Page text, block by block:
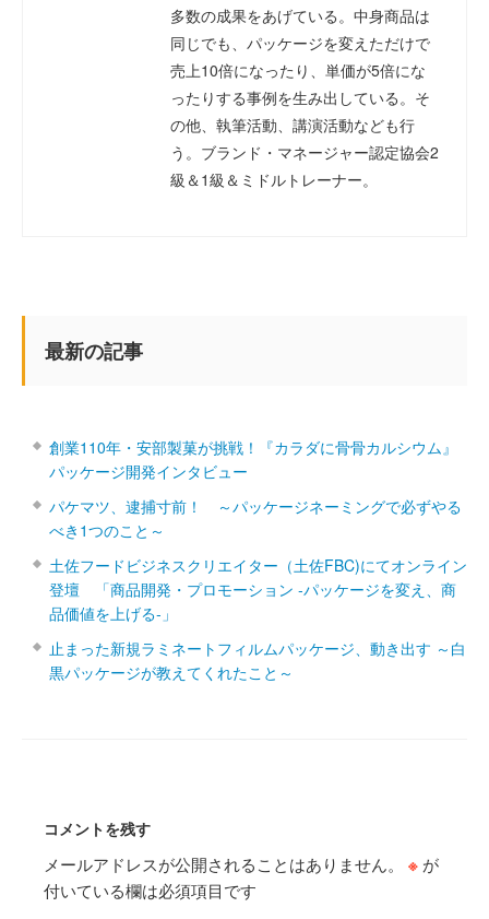
多数の成果をあげている。中身商品は
同じでも、パッケージを変えただけで
売上10倍になったり、単価が5倍にな
ったりする事例を生み出している。そ
の他、執筆活動、講演活動なども行
う。ブランド・マネージャー認定協会2
級＆1級＆ミドルトレーナー。
最新の記事
創業110年・安部製菓が挑戦！『カラダに骨骨カルシウム』
パッケージ開発インタビュー
パケマツ、逮捕寸前！ ～パッケージネーミングで必ずやる
べき1つのこと～
土佐フードビジネスクリエイター（土佐FBC)にてオンライン
登壇 「商品開発・プロモーション ‐パッケージを変え、商
品価値を上げる‐」
止まった新規ラミネートフィルムパッケージ、動き出す ～白
黒パッケージが教えてくれたこと～
コメントを残す
メールアドレスが公開されることはありません。 ※ が
付いている欄は必須項目です